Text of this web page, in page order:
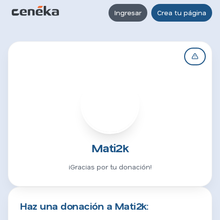
Ingresar Crea tu página
Mati2k
¡Gracias por tu donación!
Haz una donación a Mati2k: